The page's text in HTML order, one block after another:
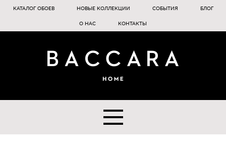
КАТАЛОГ ОБОЕВ НОВЫЕ КОЛЛЕКЦИИ СОБЫТИЯ БЛОГ
О НАС КОНТАКТЫ